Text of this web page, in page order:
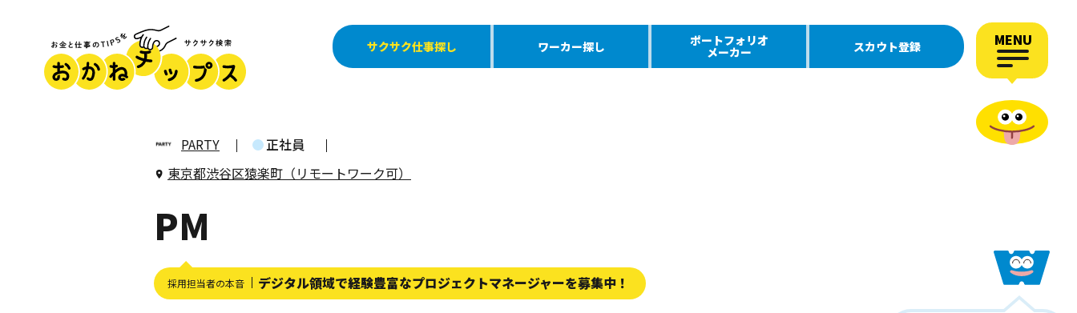
サクサク仕事探し ワーカー探し ポートフォリオ
メーカー スカウト登録 MENU
PARTY
正社員
東京都渋谷区猿楽町（リモートワーク可）
PM
採用担当者の本音 デジタル領域で経験豊富なプロジェクトマネージャーを募集中！